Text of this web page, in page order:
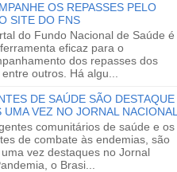
OS REPASSES PELO
SITE DO FNS
do Fundo Nacional de Saúde é
eficaz para o
dos repasses dos
outros. Há algu...
DE SAÚDE SÃO DESTAQUE
UMA VEZ NO JORNAL NACIONAL.
comunitários de saúde e os
de combate às endemias, são
vez destaques no Jornal
o Brasi...